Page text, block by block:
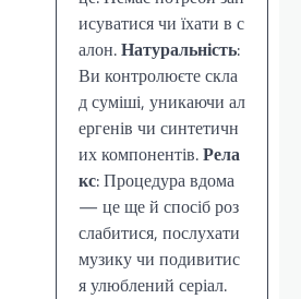
исуватися чи їхати в с
алон.Натуральність:
Ви контролюєте скла
д суміші, уникаючи ал
ергенів чи синтетичн
их компонентів.Рела
кс: Процедура вдома
— це ще й спосіб роз
слабитися, послухати
музику чи подивитис
я улюблений серіал.